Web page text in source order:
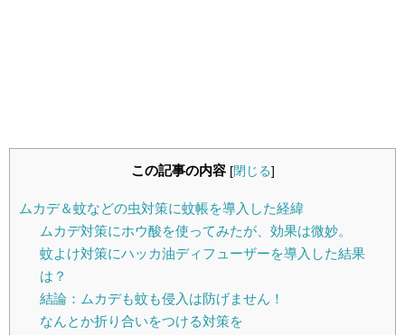
この記事の内容 [閉じる]
ムカデ＆蚊などの虫対策に蚊帳を導入した経緯
ムカデ対策にホウ酸を使ってみたが、効果は微妙。
蚊よけ対策にハッカ油ディフューザーを導入した結果
は？
結論：ムカデも蚊も侵入は防げません！
なんとか折り合いをつける対策を